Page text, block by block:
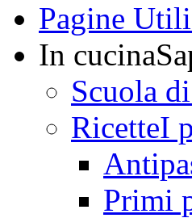
Pagine Utili
In cucina
Scuola
RicetteI
Primi